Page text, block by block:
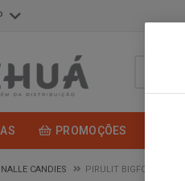
PROMOÇÕES
CANDIES PIRULIT BIGFOOT